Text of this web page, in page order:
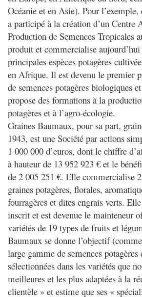
Océanie et en Asie). Pour
a participé à la création d’un Centre
Production de Semences Tropicales
produit et commercialise aujourd’hui
principales espèces potagères
en Afrique. Il est devenu le premier
de semences potagères biologiques
propose des formations à la
potagères et à l’agro-écologie.
Graines Baumaux, pour sa part,
1943, est une Société par actions
1 000 000 d’euros, dont le chiffre
à hauteur de 13 952 923 € et le
de 2 005 251 €. Elle commercialise
graines potagères, florales,
fourragères et dites engrais verts.
inscrit et est devenue le mainteneur
variétés de 19 types de fruits et
Baumaux se donne l’objectif
large gamme de semences potagères
sélectionnées dans les variétés que
meilleures et les plus adaptées à la
clientèle » et estime que ses «